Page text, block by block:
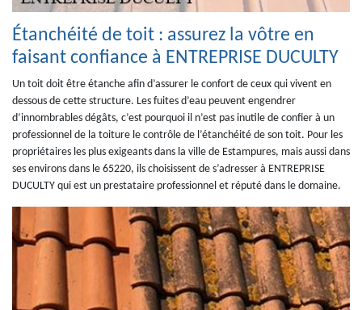
Étanchéité de toit : assurez la vôtre en
faisant confiance à ENTREPRISE DUCULTY
Un toit doit être étanche afin d’assurer le confort de ceux qui vivent en
dessous de cette structure. Les fuites d’eau peuvent engendrer
d’innombrables dégâts, c’est pourquoi il n’est pas inutile de confier à un
professionnel de la toiture le contrôle de l’étanchéité de son toit. Pour les
propriétaires les plus exigeants dans la ville de Estampures, mais aussi dans
ses environs dans le 65220, ils choisissent de s’adresser à ENTREPRISE
DUCULTY qui est un prestataire professionnel et réputé dans le domaine.